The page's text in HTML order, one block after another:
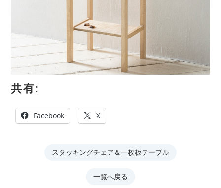
共有:
Facebook X
スタッキングチェア＆一枚板テーブル
一覧へ戻る